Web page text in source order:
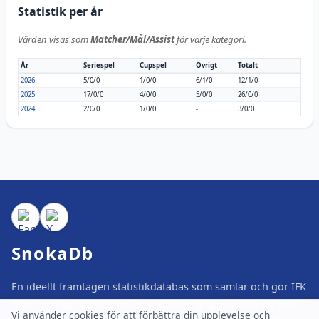
Vi använder cookies för att förbättra din upplevelse och
Statistik per år
Värden visas somMatcher/Mål/Assistför varje kategori.
År Seriespel Cupspel Övrigt
Totalt
2026
5/0/0 1/0/0 6/1/0
12/1/0
2025
17/0/0 4/0/0 5/0/0
26/0/0
2024
2/0/0 1/0/0 - 3/0/0
SnokaDb
En ideellt framtagen statistikdatabas som samlar och gör IFK
Norrköpings fotbollshistoria lättillgänglig. Här kan du hitta